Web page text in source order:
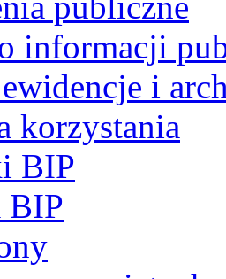
informacji
i
korzystania
BIP
BIP